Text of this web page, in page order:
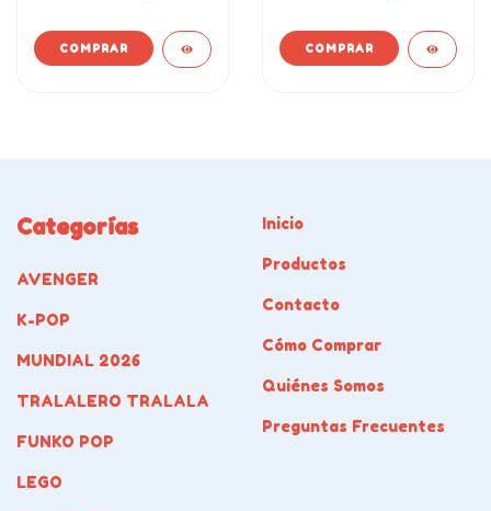
Categorías
AVENGER
K-POP
MUNDIAL 2026
TRALALERO TRALALA
FUNKO POP
LEGO
Inicio
Productos
Contacto
Cómo Comprar
Quiénes Somos
Preguntas Frecuentes